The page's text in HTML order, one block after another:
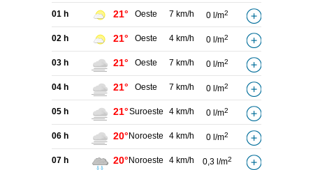
01 h 21° Oeste 7 km/h 0 l/m2
02 h 21° Oeste 4 km/h 0 l/m2
03 h 21° Oeste 7 km/h 0 l/m2
04 h 21° Oeste 7 km/h 0 l/m2
05 h 21°Suroeste 4 km/h 0 l/m2
06 h 20° Noroeste 4 km/h 0 l/m2
07 h 20° Noroeste 4 km/h 0,3 l/m2